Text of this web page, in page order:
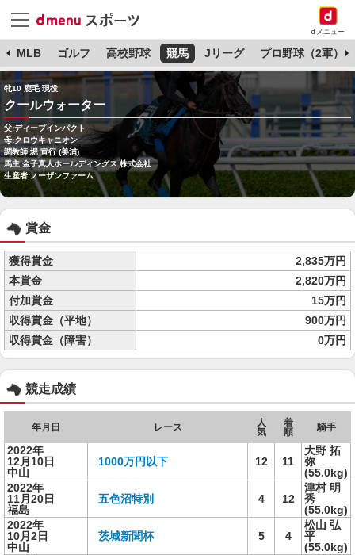
dメニュー
MLB ゴルフ 高校野球 競馬 Jリーグ プロ野球（2軍）
牝10 鹿毛 現役
クールウォーター
父:ディープインパクト
母:クロウキャニオン
調教師:堀 宣行 (美浦)
馬主:金子真人ホールディングス 株式会社
生産者:ノーザンファーム
賞金
獲得賞金
2,835万円
本賞金
2,820万円
付加賞金
15万円
収得賞金（平地）
900万円
収得賞金（障害）
0万円
競走成績
年月日 レース
人
気
着
順
騎手
2022年
12月10日
中山
1000万円以下 12 11
大野 拓
弥
(55.0kg)
2022年
11月20日
福島
五色沼特別 4 12
津村 明
秀
(55.0kg)
2022年
10月2日
中山
茨城新聞杯 5 4
松山 弘
平
(55.0kg)